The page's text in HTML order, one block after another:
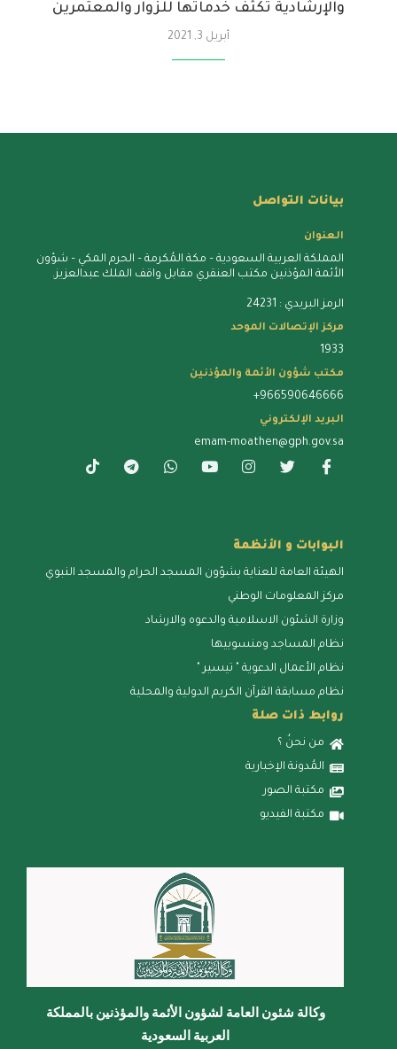
والإرشادية تكثف خدماتها للزوار والمعتمرين
أبريل 3, 2021
بيانات التواصل
العنوان
المملكة العربية السعودية – مكة المُكرمة – الحرم المكي – شؤون
الأئمة المؤذنين مكتب العنقري مقابل واقف الملك عبدالعزيز.
الرمز البريدي : 24231
مركز الإتصالات الموحد
1933
مكتب شؤون الأئمة والمؤذنين
+966590646666
البريد الإلكتروني
emam-moathen@gph.gov.sa
البوابات و الأنظمة
الهيئة العامة للعناية بشؤون المسجد الحرام والمسجد النبوي
مركز المعلومات الوطني
وزارة الشئون الاسلامية والدعوه والارشاد
نظام المساجد ومنسوبيها
نظام الأعمال الدعوية " تيسير "
نظام مسابقة القرآن الكريم الدولية والمحلية
روابط ذات صلة
من نحنُ ؟
المُدونة الإخبارية
مكتبة الصور
مكتبة الفيديو
وكالة شئون العامة لشؤون الأئمة والمؤذنين بالمملكة
العربية السعودية